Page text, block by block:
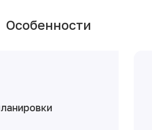
Особенности
Отделка от застройщика